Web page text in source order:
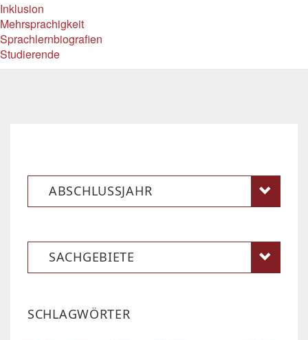
Inklusion
Mehrsprachigkeit
Sprachlernbiografien
Studierende
ABSCHLUSSJAHR
SACHGEBIETE
SCHLAGWÖRTER